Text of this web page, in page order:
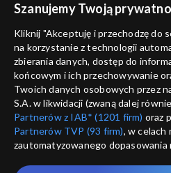
informacje o dostawcy usług
Szanujemy Twoją
Kliknij "Akceptuję i przechodzę do
na korzystanie z technologii
zbierania danych, dostęp do
końcowym i ich przechowywanie
Twoich danych osobowych przez
S.A. w likwidacji (zwaną dalej
Partnerów z IAB* (1201 firm) oraz
Partnerów TVP (93 firm), w celach
zautomatyzowanego dopasowania